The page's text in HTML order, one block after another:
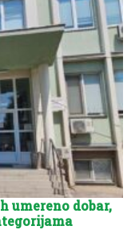
umereno dobar,